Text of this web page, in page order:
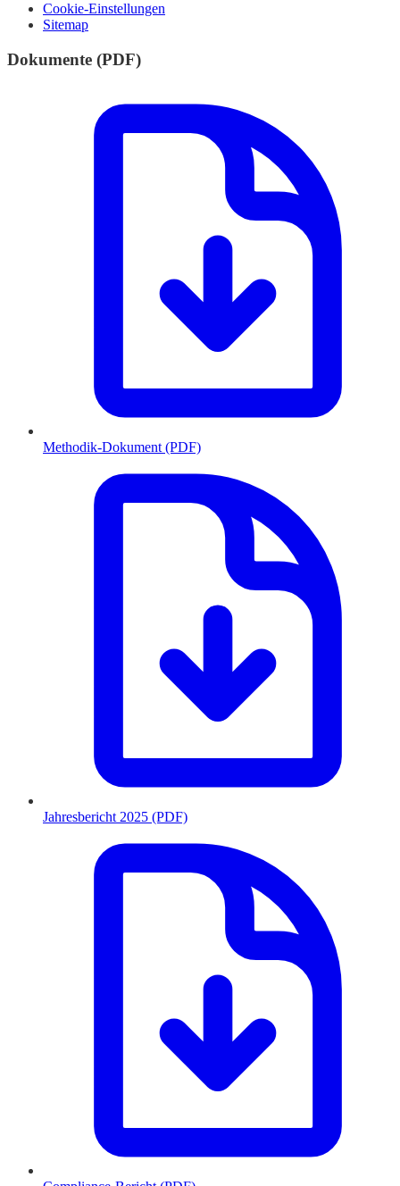
Cookie-Einstellungen
Sitemap
Dokumente (PDF)
Methodik-Dokument (PDF)
Jahresbericht 2025 (PDF)